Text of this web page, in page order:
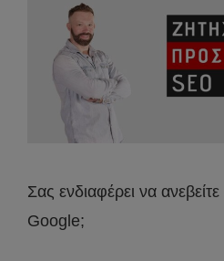
Σας ενδιαφέρει να
Google;